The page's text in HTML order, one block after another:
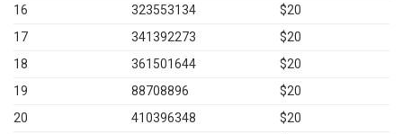
16
323553134
$20
17
341392273
$20
18
361501644
$20
19
88708896
$20
20
410396348
$20